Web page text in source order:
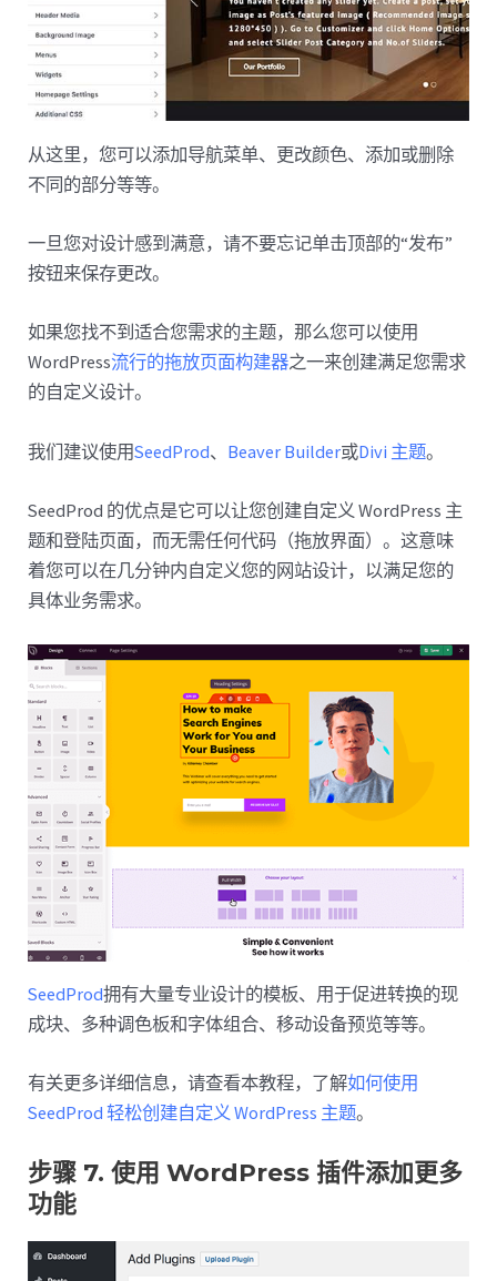
从这里，您可以添加导航菜单、更改颜色、添加或删除
不同的部分等等。
一旦您对设计感到满意，请不要忘记单击顶部的“发布”
按钮来保存更改。
如果您找不到适合您需求的主题，那么您可以使用
WordPress流行的拖放页面构建器之一来创建满足您需求
的自定义设计。
我们建议使用SeedProd、 Beaver Builder或Divi 主题。
SeedProd 的优点是它可以让您创建自定义 WordPress 主
题和登陆页面，而无需任何代码（拖放界面）。这意味
着您可以在几分钟内自定义您的网站设计，以满足您的
具体业务需求。
SeedProd拥有大量专业设计的模板、用于促进转换的现
成块、多种调色板和字体组合、移动设备预览等等。
有关更多详细信息，请查看本教程，了解如何使用
SeedProd 轻松创建自定义 WordPress 主题。
步骤 7. 使用 WordPress 插件添加更多
功能